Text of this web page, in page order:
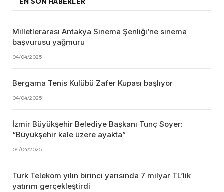
Milletlerarası Antakya Sinema Şenliği’ne sinema
başvurusu yağmuru
04/04/2025
Bergama Tenis Kulübü Zafer Kupası başlıyor
04/04/2025
İzmir Büyükşehir Belediye Başkanı Tunç Soyer:
“Büyükşehir kale üzere ayakta”
04/04/2025
Türk Telekom yılın birinci yarısında 7 milyar TL’lik
yatırım gerçekleştirdi